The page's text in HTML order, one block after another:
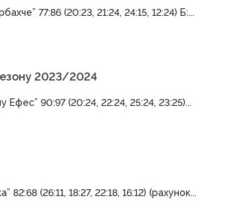
77:86 (20:23, 21:24, 24:15, 12:24) Б:...
2023/2024
90:97 (20:24, 22:24, 25:24, 23:25)...
(26:11, 18:27, 22:18, 16:12) (рахунок...